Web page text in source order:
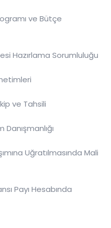
ve Bütçe
Hazırlama Sorumluluğu
ve Tahsili
Uğratılmasında Mali
Payı Hesabında